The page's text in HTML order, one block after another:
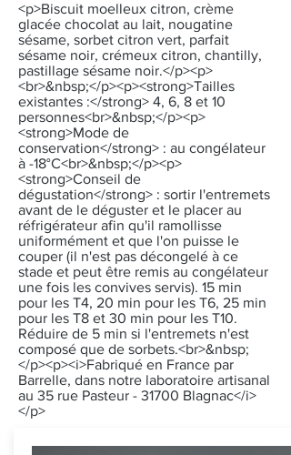
<p>Biscuit moelleux citron, crème
glacée chocolat au lait, nougatine
sésame, sorbet citron vert, parfait
sésame noir, crémeux citron, chantilly,
pastillage sésame noir.</p><p>
<br>&nbsp;</p><p><strong>Tailles
existantes :</strong> 4, 6, 8 et 10
personnes<br>&nbsp;</p><p>
<strong>Mode de
conservation</strong> : au congélateur
à -18°C<br>&nbsp;</p><p>
<strong>Conseil de
dégustation</strong> : sortir l'entremets
avant de le déguster et le placer au
réfrigérateur afin qu'il ramollisse
uniformément et que l'on puisse le
couper (il n'est pas décongelé à ce
stade et peut être remis au congélateur
une fois les convives servis). 15 min
pour les T4, 20 min pour les T6, 25 min
pour les T8 et 30 min pour les T10.
Réduire de 5 min si l'entremets n'est
composé que de sorbets.<br>&nbsp;
</p><p><i>Fabriqué en France par
Barrelle, dans notre laboratoire artisanal
au 35 rue Pasteur - 31700 Blagnac</i>
</p>